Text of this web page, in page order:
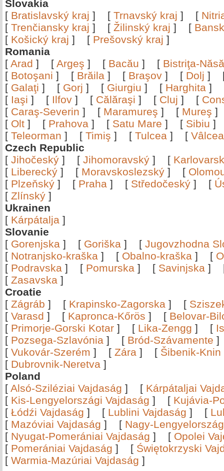
Slovakia
[ Bratislavský kraj ] [ Trnavský kraj ] [
[ Trenčiansky kraj ] [ Žilinský kraj ] [
[ Košický kraj ] [ Prešovský kraj ]
Romania
[ Arad ] [ Argeş ] [ Bacău ] [ Bistriţa-
[ Botoşani ] [ Brăila ] [ Braşov ] [ Dolj ]
[ Galaţi ] [ Gorj ] [ Giurgiu ] [ Harghita ]
[ Iaşi ] [ Ilfov ] [ Călăraşi ] [ Cluj ] [
[ Caraş-Severin ] [ Maramureş ] [ Mureş
[ Olt ] [ Prahova ] [ Satu Mare ] [ Sibiu
[ Teleorman ] [ Timiş ] [ Tulcea ] [
Czech Republic
[ Jihočeský ] [ Jihomoravský ] [
[ Liberecký ] [ Moravskoslezský ] [
[ Plzeňský ] [ Praha ] [ Středočeský ] [
[ Zlínský ]
Ukrainen
[ Kárpátalja ]
Slovanie
[ Gorenjska ] [ Goriška ] [ Jugovzhodna
[ Notranjsko-kraška ] [ Obalno-kraška ] [
[ Podravska ] [ Pomurska ] [ Savinjska ]
[ Zasavska ]
Croatie
[ Zágráb ] [ Krapinsko-Zagorska ] [
[ Varasd ] [ Kapronca-Kőrös ] [ Belovar-
[ Primorje-Gorski Kotar ] [ Lika-Zengg ] [
[ Pozsega-Szlavónia ] [ Bród-Szávamente
[ Vukovár-Szerém ] [ Zára ] [ Šibenik-Knin
[ Dubrovnik-Neretva ]
Poland
[ Alsó-Sziléziai Vajdaság ] [ Kárpátaljai
[ Kis-Lengyelországi Vajdaság ] [ Kujávia-
[ Łódźi Vajdaság ] [ Lublini Vajdaság ] [
[ Mazóviai Vajdaság ] [ Nagy-
[ Nyugat-Pomerániai Vajdaság ] [ Opolei
[ Pomerániai Vajdaság ] [ Świętokrzyski
[ Warmia-Mazúriai Vajdaság ]